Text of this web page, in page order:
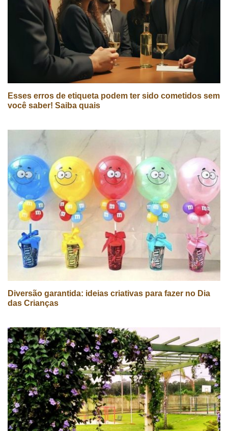
Esses erros de etiqueta podem ter sido cometidos sem
você saber! Saiba quais
Diversão garantida: ideias criativas para fazer no Dia
das Crianças